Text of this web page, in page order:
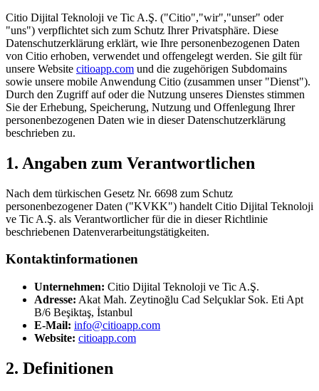
Citio Dijital Teknoloji ve Tic A.Ş. ("Citio","wir","unser" oder
"uns") verpflichtet sich zum Schutz Ihrer Privatsphäre. Diese
Datenschutzerklärung erklärt, wie Ihre personenbezogenen Daten
von Citio erhoben, verwendet und offengelegt werden. Sie gilt für
unsere Website citioapp.com und die zugehörigen Subdomains
sowie unsere mobile Anwendung Citio (zusammen unser "Dienst").
Durch den Zugriff auf oder die Nutzung unseres Dienstes stimmen
Sie der Erhebung, Speicherung, Nutzung und Offenlegung Ihrer
personenbezogenen Daten wie in dieser Datenschutzerklärung
beschrieben zu.
1. Angaben zum Verantwortlichen
Nach dem türkischen Gesetz Nr. 6698 zum Schutz
personenbezogener Daten ("KVKK") handelt Citio Dijital Teknoloji
ve Tic A.Ş. als Verantwortlicher für die in dieser Richtlinie
beschriebenen Datenverarbeitungstätigkeiten.
Kontaktinformationen
Unternehmen: Citio Dijital Teknoloji ve Tic A.Ş.
Adresse: Akat Mah. Zeytinoğlu Cad Selçuklar Sok. Eti Apt
B/6 Beşiktaş, İstanbul
E-Mail: info@citioapp.com
Website: citioapp.com
2. Definitionen